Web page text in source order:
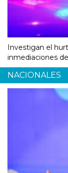
Investigan el
inmediaciones
NACIONALES